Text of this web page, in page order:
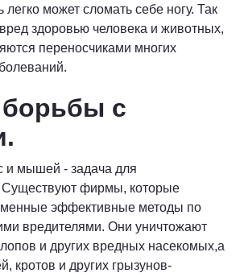
может сломать себе ногу. Так
здоровью человека и животных,
переносчиками многих
с
и мышей - задача для
фирмы, которые
эффективные методы по
вредителями. Они уничтожают
и других вредных насекомых,а
кротов и других грызунов-